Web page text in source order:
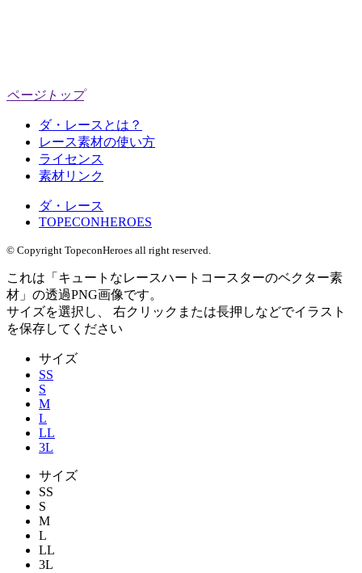
ページトップ
ダ・レースとは？
レース素材の使い方
ライセンス
素材リンク
ダ・レース
TOPECONHEROES
© Copyright TopeconHeroes all right reserved.
これは「 キュートなレースハートコースターのベクター素
材 」の透過PNG画像です。
サイズを選択し、 右クリックまたは長押しなどでイラスト
を保存してください
サイズ
SS
S
M
L
LL
3L
サイズ
SS
S
M
L
LL
3L